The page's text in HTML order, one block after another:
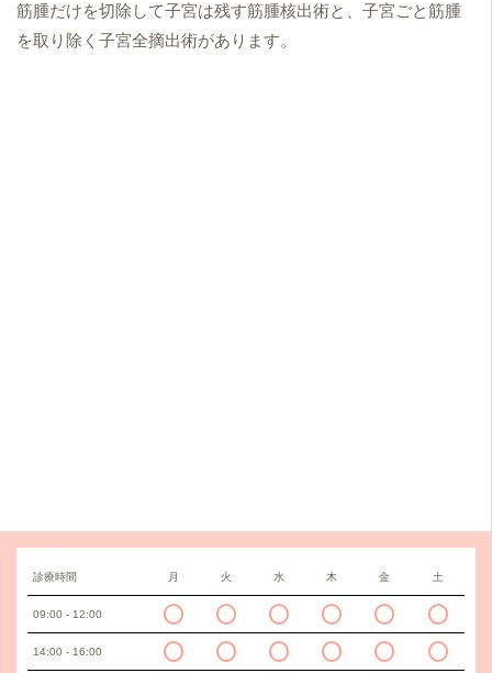
筋腫だけを切除して子宮は残す筋腫核出術と、子宮ごと筋腫
を取り除く子宮全摘出術があります。
診療時間 月 火 水 木 金 土
09:00 - 12:00
14:00 - 16:00